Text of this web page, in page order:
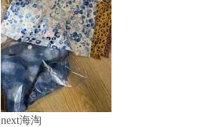
next海淘